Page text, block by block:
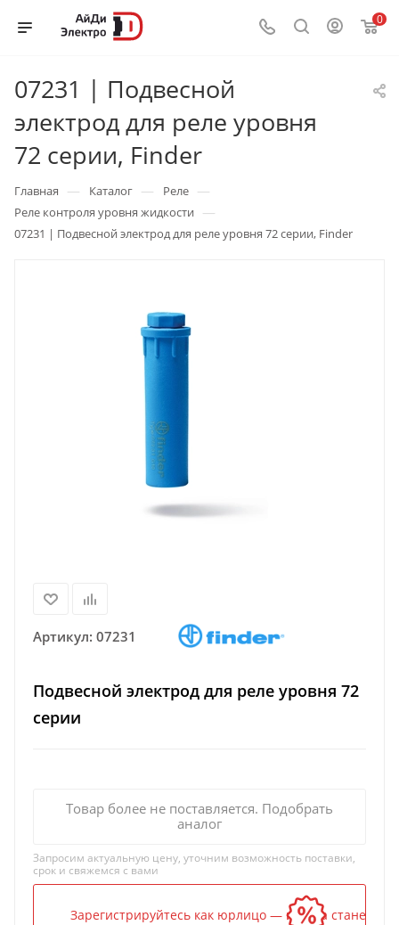
0
07231 | Подвесной
электрод для реле уровня
72 серии, Finder
Главная — Каталог — Реле —
Реле контроля уровня жидкости —
07231 | Подвесной электрод для реле уровня 72 серии, Finder
Артикул: 07231
Подвесной электрод для реле уровня 72
серии
Товар более не поставляется. Подобрать
аналог
Запросим актуальную цену, уточним возможность поставки,
срок и свяжемся с вами
Зарегистрируйтесь как юрлицо — и цена станет